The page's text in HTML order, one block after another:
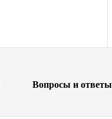
Вопросы и ответы